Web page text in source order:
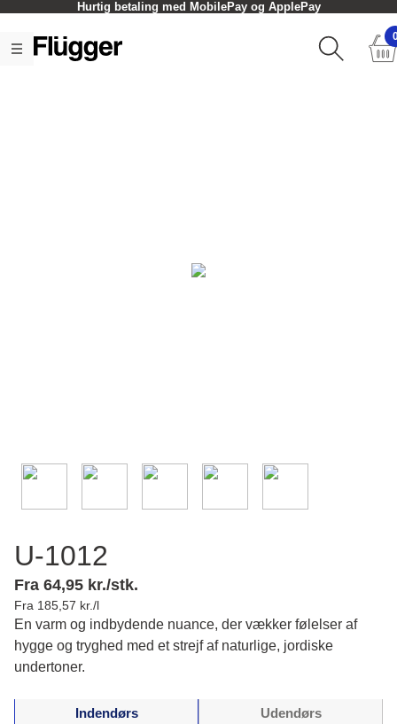
Hurtig betaling med MobilePay og ApplePay
U-1012
Fra 64,95 kr./stk.
Fra 185,57 kr./l
En varm og indbydende nuance, der vækker følelser af
hygge og tryghed med et strejf af naturlige, jordiske
undertoner.
Indendørs Udendørs